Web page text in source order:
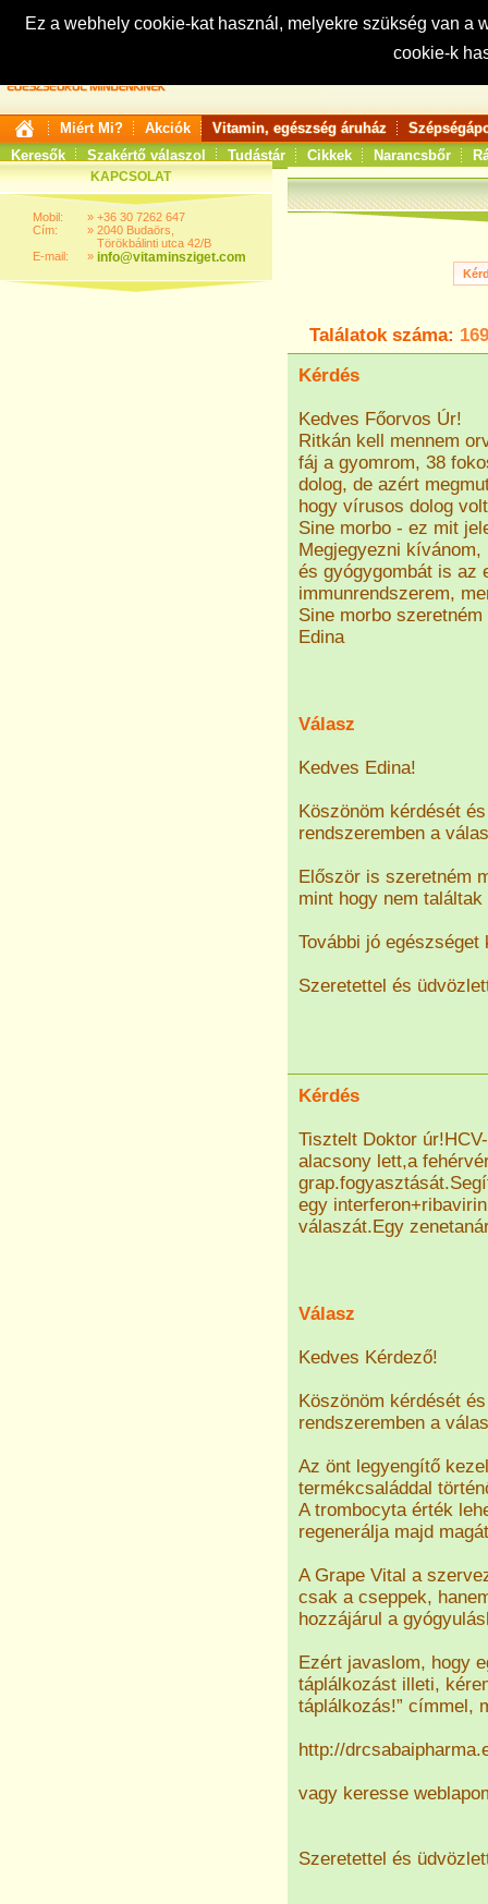
Ez a webhely cookie-kat használ, melyekre szükség van
cookie-k
Keresés:
Miért Mi? Akciók Vitamin, egészség áruház
Keresők
Szakértő válaszol Tudástár Cikkek Narancsbőr
KAPCSOLAT
Mobil:
Cím:
E-mail:
»
»
»
+36 30 7262 647
2040 Budaörs,
Törökbálinti utca 42/B
info@vitaminsziget.com
Találatok száma:
Kérdés
Kedves Főorvos Úr!
Ritkán kell mennem
fáj a gyomrom, 38
dolog, de azért
hogy vírusos dolog
Sine morbo - ez mit
Megjegyezni
és gyógygombát is az
immunrendszerem,
Sine morbo
Edina
Válasz
Kedves Edina!
Köszönöm kérdését
rendszeremben a
Először is szeretném
mint hogy nem találtak
További jó egészséget
Szeretettel és
Kérdés
Tisztelt Doktor
alacsony lett,a
egy
válaszát.Egy
Válasz
Kedves Kérdező!
Köszönöm kérdését
rendszeremben a
Az önt legyengítő
termékcsaláddal
A trombocyta érték
regenerálja majd
A Grape Vital a
csak a cseppek,
hozzájárul a
Ezért javaslom, hogy
táplálkozást illeti,
táplálkozás!” címmel,
http://
vagy keresse
Szeretettel és